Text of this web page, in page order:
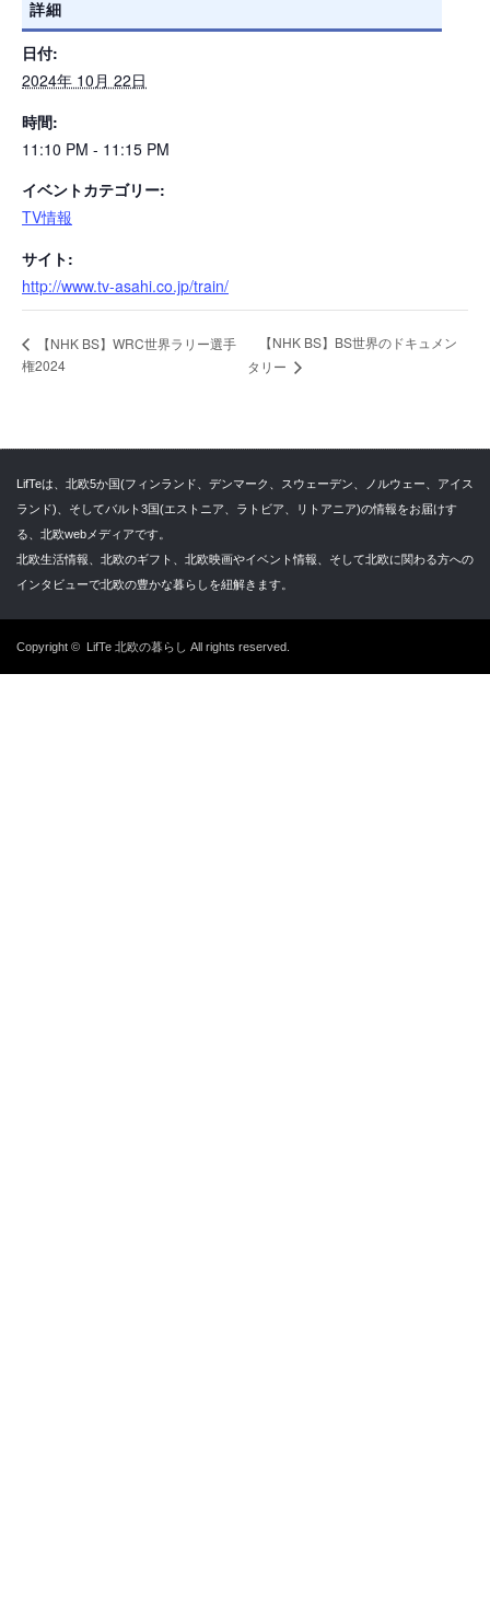
詳細
日付:
2024年 10月 22日
時間:
11:10 PM - 11:15 PM
イベントカテゴリー:
TV情報
サイト:
http://www.tv-asahi.co.jp/train/
【NHK BS】WRC世界ラリー選手
権2024
【NHK BS】BS世界のドキュメン
タリー
LifTeは、北欧5か国(フィンランド、デンマーク、スウェーデン、ノルウェー、アイス
ランド)、そしてバルト3国(エストニア、ラトビア、リトアニア)の情報をお届けす
る、北欧webメディアです。
北欧生活情報、北欧のギフト、北欧映画やイベント情報、そして北欧に関わる方への
インタビューで北欧の豊かな暮らしを紐解きます。
Copyright © LifTe 北欧の暮らし All rights reserved.